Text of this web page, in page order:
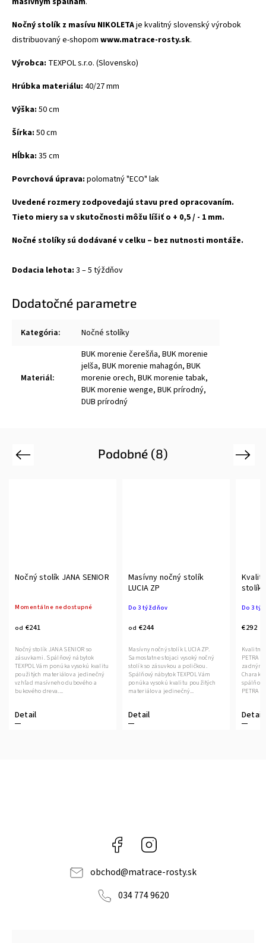
Nočný stolík z masívu NIKOLETAje kvalitný slovenský výrobok
distribuovaný e-shopom www.matrace-rosty.sk.
Výrobca: TEXPOL s.r.o. (Slovensko)
Hrúbka materiálu: 40/27 mm
Výška: 50 cm
Šírka: 50 cm
Hĺbka: 35 cm
Povrchová úprava: polomatný "ECO" lak
Uvedené rozmery zodpovedajú stavu pred opracovaním.
Tieto miery sa v skutočnosti môžu líšiť o + 0,5 / - 1 mm.
Nočné stolíky sú dodávané v celku – bez nutnosti montáže.
Dodacia lehota: 3 – 5 týždňov
Dodatočné parametre
Kategória: Nočné stolíky
Materiál:
BUK morenie čerešňa, BUK morenie
jelša, BUK morenie mahagón, BUK
morenie orech, BUK morenie tabak,
BUK morenie wenge, BUK prírodný,
DUB prírodný
Podobné (8)
Previous
Nočný stolík JANA SENIOR
Momentálne nedostupné
od €241
Detail
Nočný stolík JANA SENIOR so
zásuvkami. Spálňový nábytok
TEXPOL Vám ponúka vysokú kvalitu
použitých materiálov a jedinečný
vzhľad masívneho dubového a
bukového dreva....
Masívny nočný stolík
LUCIA ZP
Do 3 týždňov
od €244
Detail
Masívny nočný stolík LUCIA ZP.
Samostatne stojaci vysoký nočný
stolík so zásuvkou a poličkou.
Spálňový nábytok TEXPOL Vám
ponúka vysokú kvalitu použitých
materiálov a jedinečný...
stolík
Do 3
€292
Detail
Kvalitný
PETRA
zadným
PETRA
Next
Facebook
obchod@matrace-rosty.sk
034 774 9620